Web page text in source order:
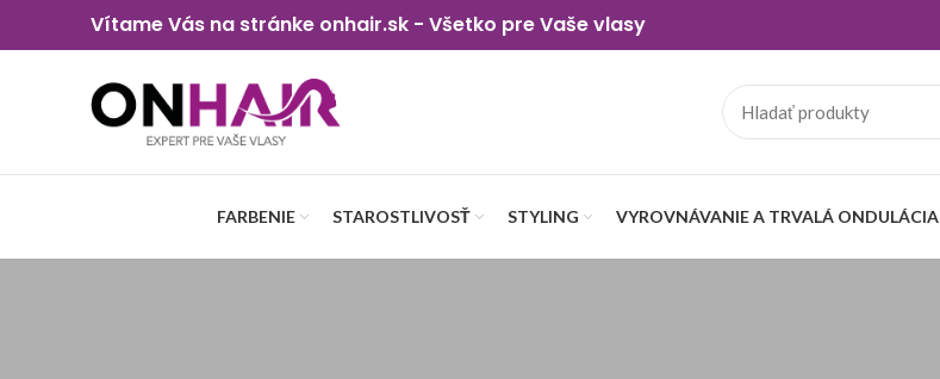
Vítame Vás na stránke onhair.sk - Všetko pre Vaše vlasy
FARBENIE STAROSTLIVOSŤ STYLING VYROVNÁVANIE A TRVALÁ ONDULÁCIA